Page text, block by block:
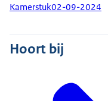
Kamerstuk02-09-2024
Hoort bij